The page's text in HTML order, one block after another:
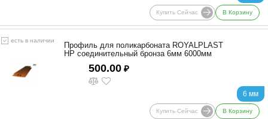
Купить Сейчас В Корзину
есть в наличии
6 мм
Профиль для поликарбоната ROYALPLAST
HP соединительный бронза 6мм 6000мм
500.00 ₽
Купить Сейчас В Корзину